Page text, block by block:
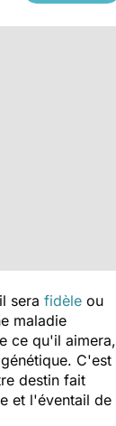
sera fidèle ou
maladie
ce qu'il aimera,
C'est
destin fait
et l'éventail de